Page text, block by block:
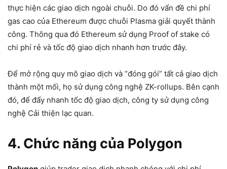
thực hiện các giao dịch ngoài chuỗi. Do đó vấn đề chi phí
gas cao của Ethereum được chuỗi Plasma giải quyết thành
công. Thông qua đó Ethereum sử dụng Proof of stake có
chi phí rẻ và tốc độ giao dịch nhanh hơn trước đây.
Để mở rộng quy mô giao dịch và “đóng gói” tất cả giao dịch
thành một mối, họ sử dụng công nghệ ZK-rollups. Bên cạnh
đó, để đẩy nhanh tốc độ giao dịch, công ty sử dụng công
nghệ Cải thiện lạc quan.
4. Chức năng của Polygon